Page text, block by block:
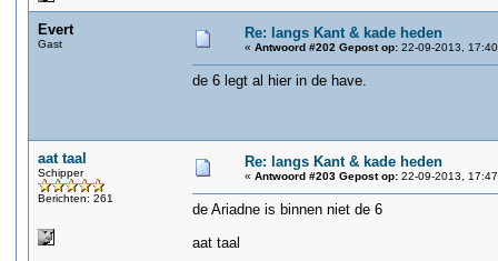
Evert
Gast
Re: langs Kant & kade heden
« Antwoord #202 Gepost op: 22-09-2013,
de 6 legt al hier in de have.
aat taal
Schipper
Berichten: 261
Re: langs Kant & kade heden
« Antwoord #203 Gepost op: 22-09-2013,
de Ariadne is binnen niet de 6
aat taal